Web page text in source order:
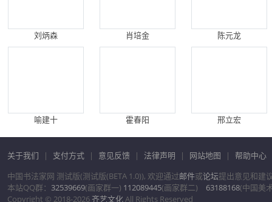
刘炳森 肖培金 陈元龙
喻建十 霍春阳 邢立宏
关于我们 | 支付方式 | 意见反馈 | 法律声明 | 网站地图 | 帮助中心
中国书法家网 测试版(测试版(BETA 1.0)), 欢迎通过邮件或论坛提出意见和建
本站QQ群： 32539669(画家群一) 112089445(画家群二) 63188168(中国美
Copyright © 2018-2026 齐艺文化All Rights Reserved